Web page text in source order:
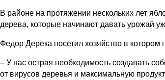
В районе на протяжении нескольких лет
дерева, которые начинают давать урожай
Федор Дерека посетил хозяйство в котором
– У нас острая необходимость создавать
от вирусов деревья и максимальную